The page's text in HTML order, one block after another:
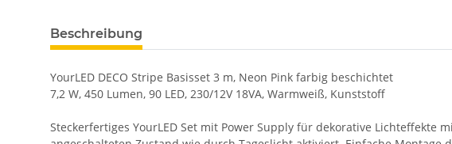
Beschreibung
YourLED DECO Stripe Basisset 3 m, Neon Pink farbig beschichtet
7,2 W, 450 Lumen, 90 LED, 230/12V 18VA, Warmweiß, Kunststoff
Steckerfertiges YourLED Set mit Power Supply für dekorative